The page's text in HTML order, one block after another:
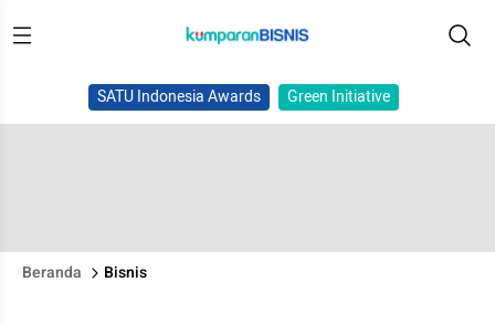
SATU Indonesia Awards Green Initiative
Beranda Bisnis